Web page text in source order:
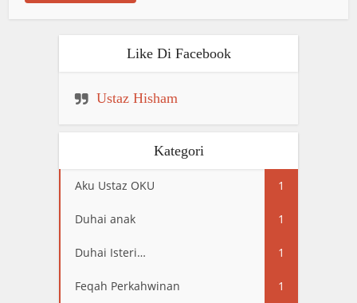
Like Di Facebook
Ustaz Hisham
Kategori
Aku Ustaz OKU 1
Duhai anak 1
Duhai Isteri… 1
Feqah Perkahwinan 1